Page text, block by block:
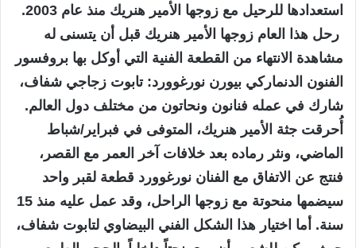
استعدادها للرحيل مع زوجها الأمير هنريك منذ عام 2003.
رحل هذا العام زوجها الأمير هنريك قبل أن يتسنى له
مشاهدة الانتهاء من القطعة الفنية التي أوكل بها بروفسور
الفنون الدنماركي بيورن نورغوورد: تابوت زجاجي شفاف،
شارك في عمله فنانون ونحاتون من مختلف دول العالم.
أُحرقت جثة الأمير هنريك، المتوفى في فبراير/شباط
الماضي، ونثر رماده بعد خلافات آخر العمر مع القصر،
فنتج عن الاتفاق مع الفنان نورغوورد قطعة لقبر واحد
سيضمها منحوتة مع زوجها الراحل، وقد عمل عليه منذ 15
سنة. أما اختيار هذا الشكل الفني البيضاوي لتابوت شفاف،